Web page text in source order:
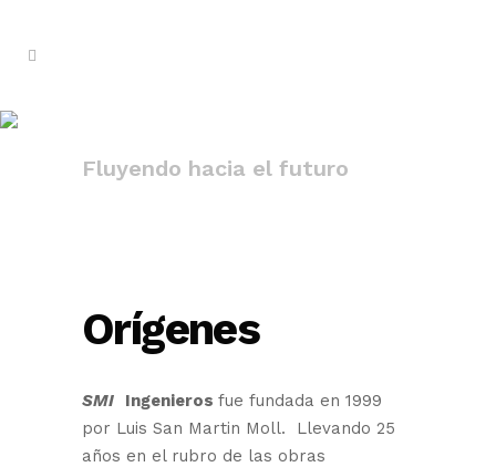
Fluyendo hacia el futuro
Orígenes
SMI Ingenieros fue fundada en 1999
por Luis San Martin Moll. Llevando 25
años en el rubro de las obras